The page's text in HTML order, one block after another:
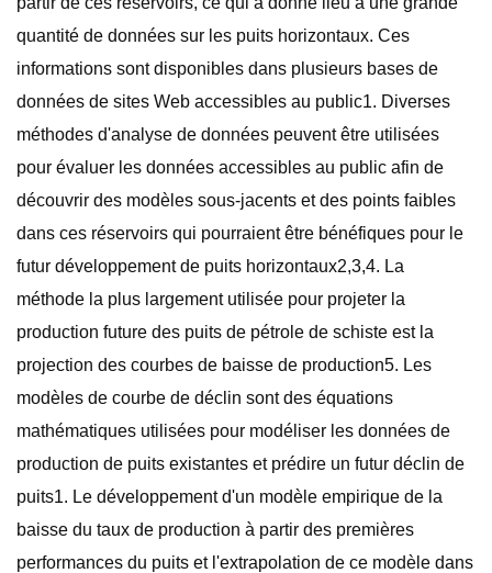
quantité de données sur les puits horizontaux. Ces
informations sont disponibles dans plusieurs bases de
données de sites Web accessibles au public1. Diverses
méthodes d'analyse de données peuvent être utilisées
pour évaluer les données accessibles au public afin de
découvrir des modèles sous-jacents et des points faibles
dans ces réservoirs qui pourraient être bénéfiques pour le
futur développement de puits horizontaux2,3,4. La
méthode la plus largement utilisée pour projeter la
production future des puits de pétrole de schiste est la
projection des courbes de baisse de production5. Les
modèles de courbe de déclin sont des équations
mathématiques utilisées pour modéliser les données de
production de puits existantes et prédire un futur déclin de
puits1. Le développement d'un modèle empirique de la
baisse du taux de production à partir des premières
performances du puits et l'extrapolation de ce modèle dans